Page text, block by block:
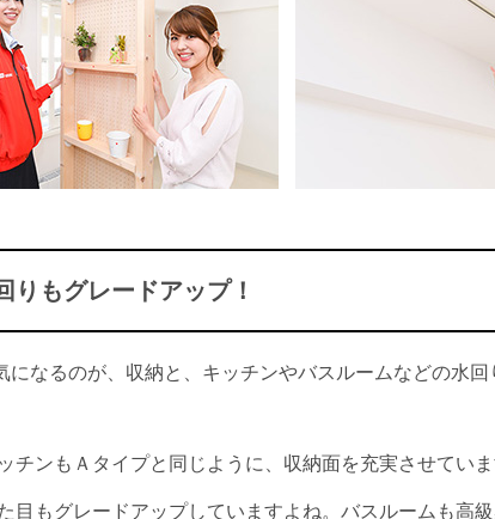
りもグレードアップ！
になるのが、収納と、キッチンやバスルームなどの水
チンもＡタイプと同じように、収納面を充実させていま
目もグレードアップしていますよね。バスルームも高級